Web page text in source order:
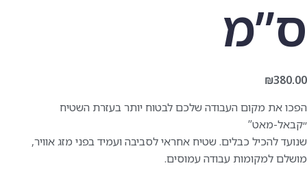
ס”מ
₪380.00
הפכו את מקום העבודה שלכם לבטוח יותר בעזרת השטיח
״קבאל-מאט”
שנועד להכיל כבלים. שטיח אחראי לסביבה ועמיד בפני מזג אוויר,
מושלם למקומות עבודה עמוסים.